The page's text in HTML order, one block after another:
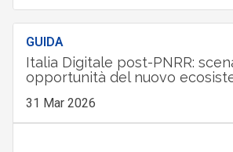
GUIDA
Italia Digitale post-PNRR:
opportunità del nuovo
31 Mar 2026